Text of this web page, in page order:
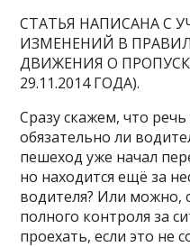
СТАТЬЯ НАПИСАНА С
ИЗМЕНЕНИЙ В
ДВИЖЕНИЯ О
29.11.2014 ГОДА).
Сразу скажем, что
обязательно ли
пешеход уже начал
но находится ещё за
водителя? Или можно,
полного контроля за
проехать, если это не